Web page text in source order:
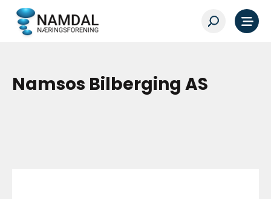
Namsos Bilberging AS